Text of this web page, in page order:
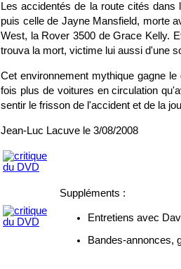
Les accidentés de la route cités
puis celle de Jayne Mansfield, morte
West, la Rover 3500 de Grace Kelly.
trouva la mort, victime lui aussi d'une
Cet environnement mythique gagne
fois plus de voitures en circulation
sentir le frisson de l'accident et de la
Jean-Luc Lacuve le 3/08/2008
Suppléments :
Entretiens avec
Bandes-annonces,